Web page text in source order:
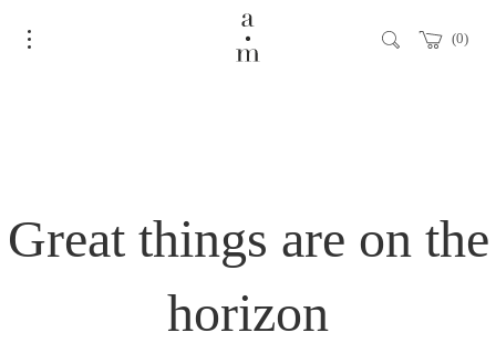
0
Great things are on the
horizon